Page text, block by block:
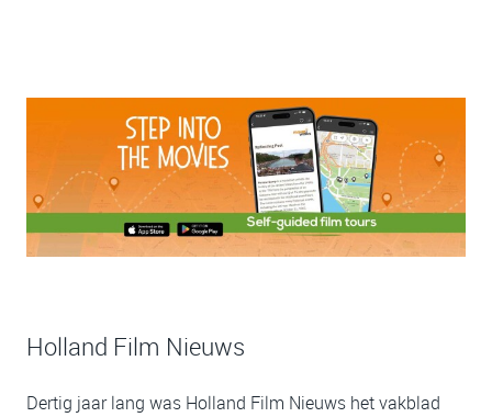
Holland Film Nieuws
Dertig jaar lang was Holland Film Nieuws het vakblad